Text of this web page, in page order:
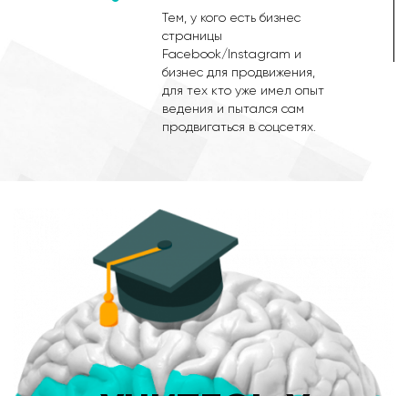
Тем, у кого есть бизнес
страницы
Facebook/Instagram и
бизнес для продвижения,
для тех кто уже имел опыт
ведения и пытался сам
продвигаться в соцсетях.